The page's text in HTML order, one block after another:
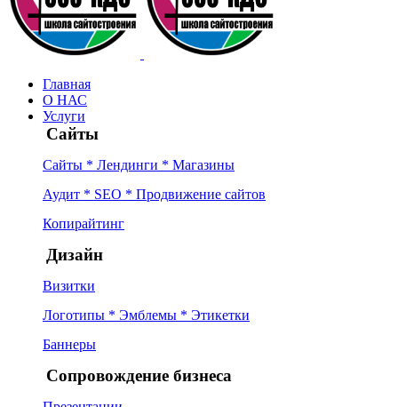
Главная
О НАС
Услуги
Сайты
Сайты * Лендинги * Магазины
Аудит * SEO * Продвижение сайтов
Копирайтинг
Дизайн
Визитки
Логотипы * Эмблемы * Этикетки
Баннеры
Сопровождение бизнеса